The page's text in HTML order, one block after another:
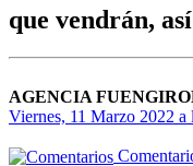
que vendrán,
AGENCIA
Viernes, 11 Marzo 2022 a